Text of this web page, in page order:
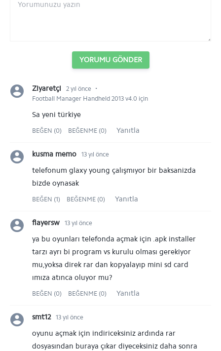
YORUMU GÖNDER
Ziyaretçi 2 yıl önce ⋅
Football Manager Handheld 2013 v4.0 için
Sa yeni türkiye
BEĞEN (0) BEĞENME (0) Yanıtla
kusma memo 13 yıl önce
telefonum glaxy young çalışmıyor bir baksanizda
bizde oynasak
BEĞEN (1) BEĞENME (0) Yanıtla
flayersw 13 yıl önce
ya bu oyunları telefonda açmak için .apk installer
tarzı ayrı bi program vs kurulu olması gerekiyor
mu,yoksa direk rar dan kopyalayıp mini sd card
ımıza atınca oluyor mu?
BEĞEN (0) BEĞENME (0) Yanıtla
smt12 13 yıl önce
oyunu açmak için indiriceksiniz ardında rar
dosyasından buraya çıkar diyeceksiniz daha sonra